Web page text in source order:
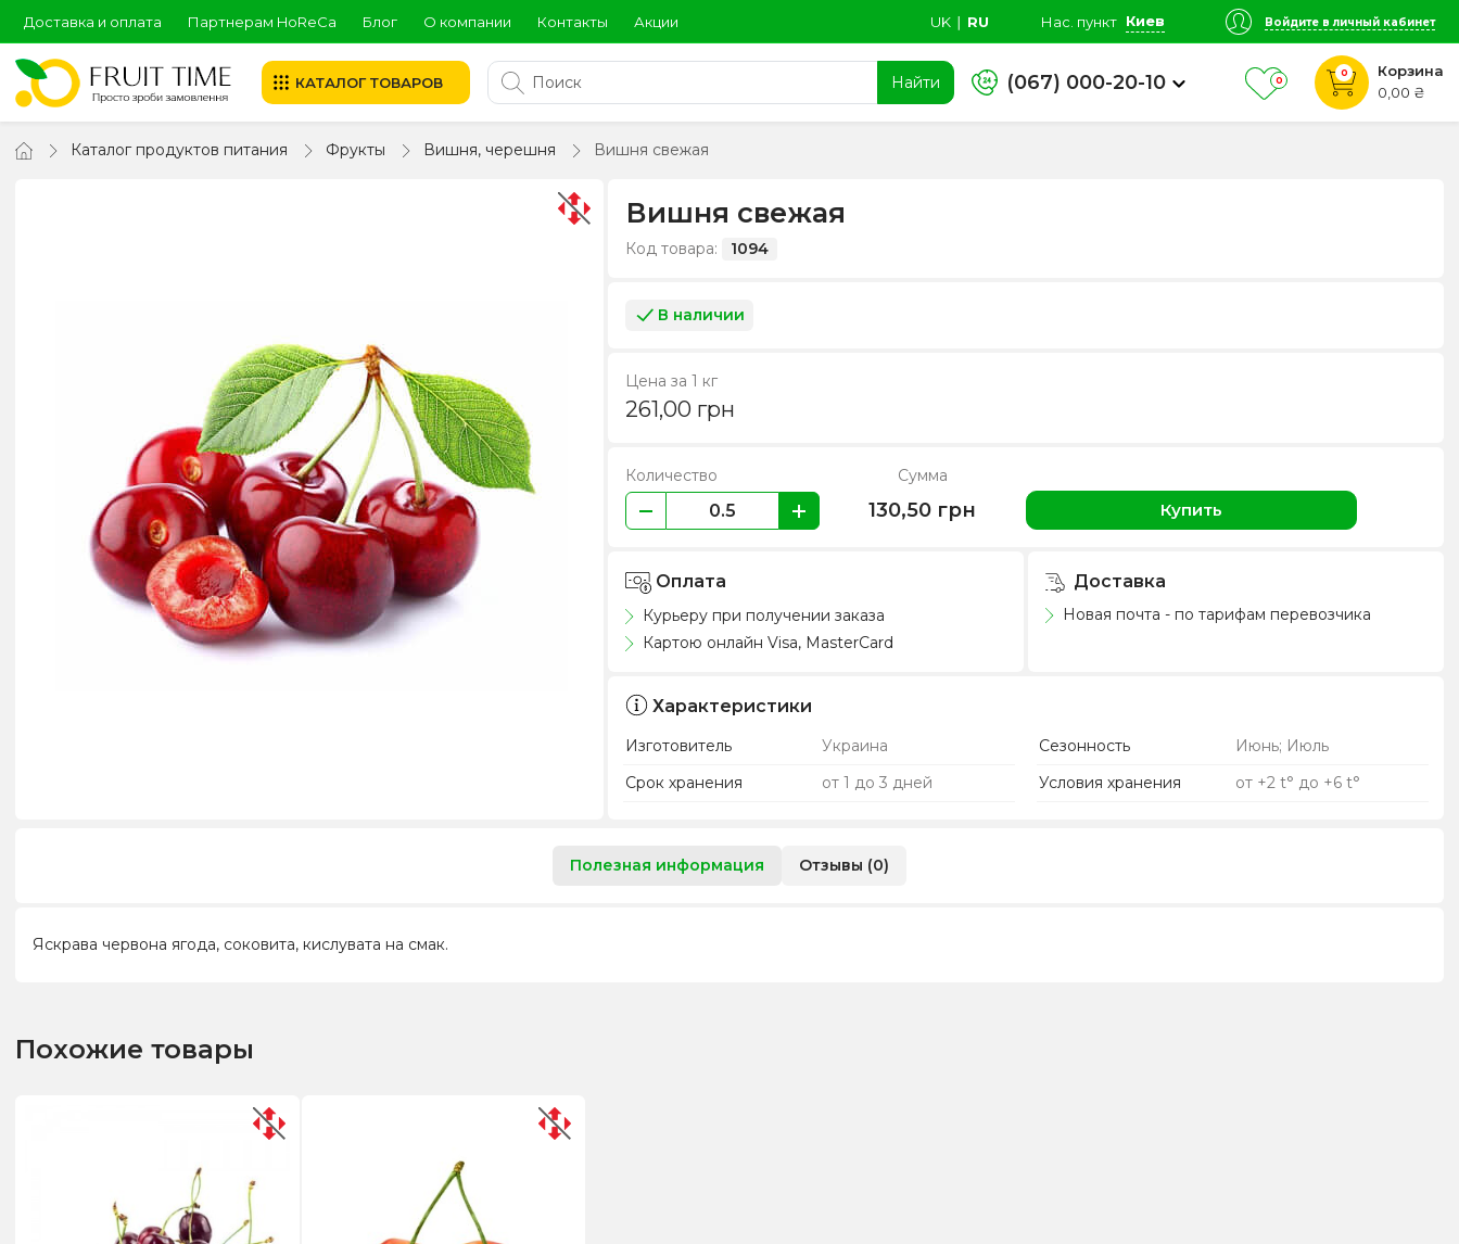
Доставка и оплата Партнерам HoReCa Блог О компании Контакты Акции UK ∣ RU Нас. пункт Киев Войдите в личный кабинет
КАТАЛОГ ТОВАРОВ Найти (067) 000-20-10 0
0
Корзина
0,00 ₴
Каталог продуктов питания Фрукты Вишня, черешня Вишня свежая
Вишня свежая
Код товара: 1094
В наличии
Цена за 1 кг
261,00 грн
Количество Сумма
130,50 грн Купить
Оплата
Курьеру при получении заказа
Картою онлайн Visa, MasterCard
Доставка
Новая почта - по тарифам перевозчика
Характеристики
Изготовитель Украина Сезонность
Июнь; Июль
Срок хранения
от 1 до 3 дней Условия хранения от +2 t° до +6 t°
Полезная информация Отзывы (0)
Яскрава червона ягода, соковита, кислувата на смак.
Похожие товары